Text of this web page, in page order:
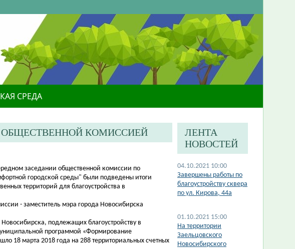
СРЕДА
КОМИССИЕЙ
заседании общественной комиссии по
городской среды" были подведены итоги
территорий для благоустройства в
- заместитель мэра города Новосибирска
подлежащих благоустройству в
программой «Формирование
18 марта 2018 года на 288 территориальных счетных
ЛЕНТА
НОВОСТЕЙ
04.10.2021 10:00
​Завершены работы по
благоустройству сквера
по ул. Кирова, 44а
01.10.2021 15:00
На территории
Заельцовского
Новосибирского